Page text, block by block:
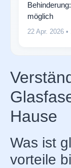
möglich
22 Apr. 2026 •
Hause
Was ist
vorteile